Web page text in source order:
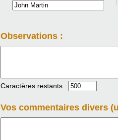
Observations :
Caractères restants :
Vos commentaires divers